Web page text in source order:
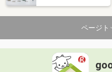
ページト